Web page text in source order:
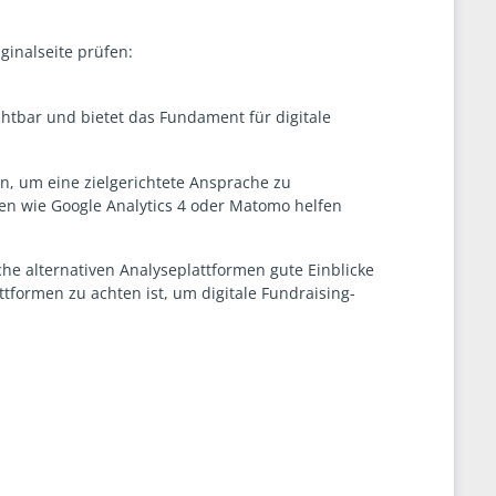
prüfen:
und bietet das Fundament für digitale
um eine zielgerichtete Ansprache zu
wie Google Analytics 4 oder Matomo helfen
alternativen Analyseplattformen gute Einblicke
zu achten ist, um digitale Fundraising-